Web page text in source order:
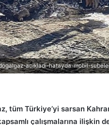
acikladi-hatayda-mobil-
tüm Türkiye’yi sarsan
çalışmalarına
Tüketici
güven
oldu